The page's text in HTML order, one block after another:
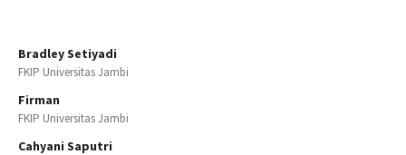
Bradley Setiyadi
FKIP Universitas Jambi
Firman
FKIP Universitas Jambi
Cahyani Saputri